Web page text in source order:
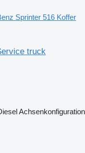
Sprinter 516 Koffer
truck
Achsenkonfiguration